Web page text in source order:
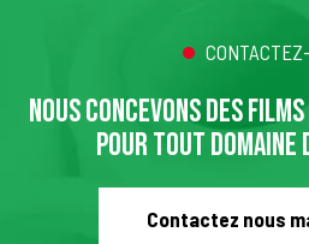
NOUS CONCEVONS DES
POUR TOUT DOMAINE
Contactez nous